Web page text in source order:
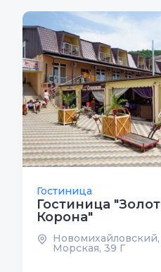
Гостиница
Гостиница
Корона"
Новомихайловский,
Морская, 39 Г